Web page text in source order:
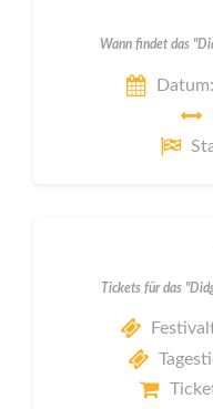
Wann findet das
Tickets für das